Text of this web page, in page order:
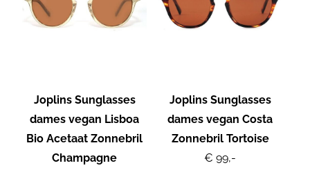
Joplins Sunglasses
dames vegan Lisboa
Bio Acetaat Zonnebril
Champagne
Joplins Sunglasses
dames vegan Costa
Zonnebril Tortoise
€ 99,-